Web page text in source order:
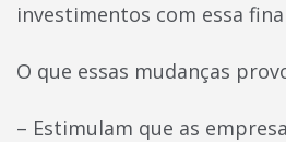
investimentos com essa
O que essas mudanças
– Estimulam que as